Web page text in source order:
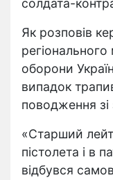
солдата-
Як розповів
оборони
випадок
поводження
«Старший
пістолета і в
відбувся